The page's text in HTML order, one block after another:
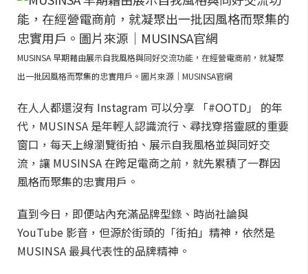
MUSINSA 早期藉由展示自我風格與同好交流功能，在經營電商前，就凝聚
出一批因風格而聚集的忠實用戶。圖片來源｜MUSINSA官網
在人人都還沒有 Instagram 可以分享 「#OOTD」 的年
代，MUSINSA 是年輕人認識流行、尋找穿搭靈感的重要
窗口，每天上線瀏覽街拍、展示自我風格並與同好交
流，讓 MUSINSA 在跨足電商之前，就先累積了一群因
風格而聚集的忠實用戶。
直到今日，即便站內充滿品牌型錄、時尚社論與
YouTube 影音，但源於街頭的「街拍」精神，依然是
MUSINSA 最具代表性的品牌精神。